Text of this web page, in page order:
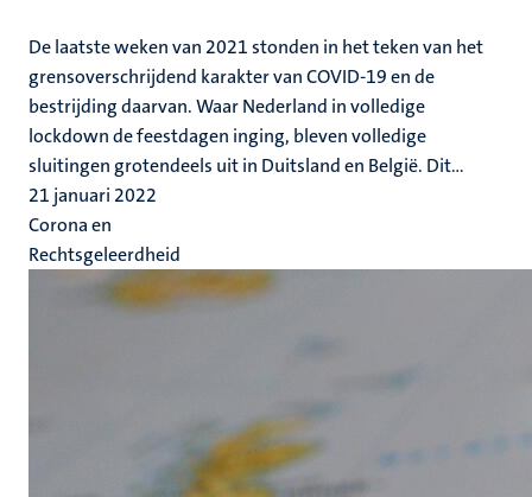
De laatste weken van 2021 stonden in het teken van het
grensoverschrijdend karakter van COVID-19 en de
bestrijding daarvan. Waar Nederland in volledige
lockdown de feestdagen inging, bleven volledige
sluitingen grotendeels uit in Duitsland en België. Dit...
21 januari 2022
Corona en
Rechtsgeleerdheid